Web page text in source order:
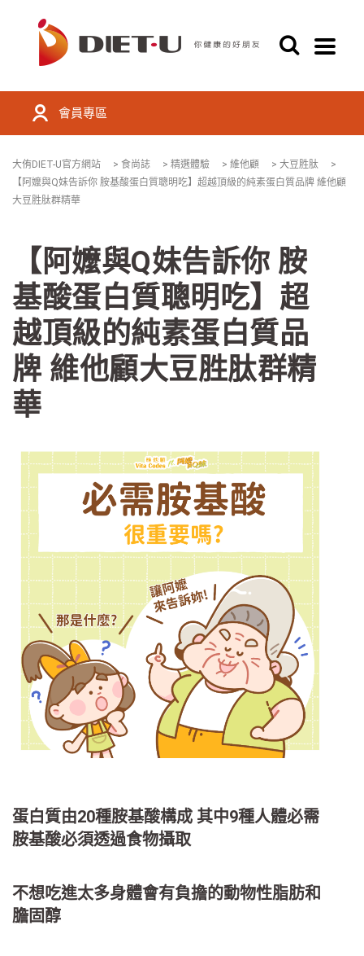
會員專區
大侑DIET-U官方網站 > 食尚誌 > 精選體驗 > 維他顧 > 大豆胜肽
>
【阿嬤與Q妹告訴你 胺基酸蛋白質聰明吃】超越頂級的純素蛋白質品牌 維他顧
大豆胜肽群精華
【阿嬤與Q妹告訴你 胺
基酸蛋白質聰明吃】超
越頂級的純素蛋白質品
牌 維他顧大豆胜肽群精
華
蛋白質由20種胺基酸構成 其中9種人體必需
胺基酸必須透過食物攝取
不想吃進太多身體會有負擔的動物性脂肪和
膽固醇